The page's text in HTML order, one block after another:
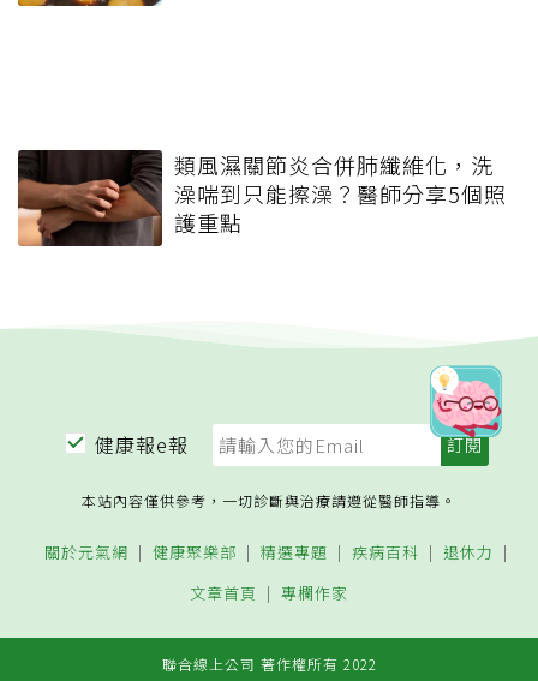
類風濕關節炎合併肺纖維化，洗
澡喘到只能擦澡？醫師分享5個照
護重點
健康報e報
本站內容僅供參考，一切診斷與治療請遵從醫師指導。
關於元氣網 健康聚樂部 精選專題 疾病百科
退休力
文章首頁
專欄作家
聯合線上公司 著作權所有 2022